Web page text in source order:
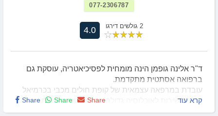
077-2306787
2 גולשים דירגו 4.0
ד"ר אלינה גופמן הינה מומחית לפסיכיאטריה, עוסקת גם
ברפואה אסתטית מתקדמת.
עובדת במרפאה עצמאית של קופת חולים מכבי בכרמיאל
ונותנת שירות לאוכלוסיה גדולה עם הפרעות מגוונות.
במהלך 10 שנים האחרונות, נמצאת בקשר עם הגורמים
Share Share Share קרא עוד